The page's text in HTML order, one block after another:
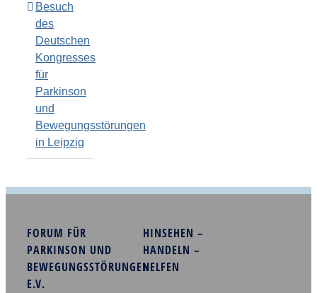
Besuch
des
Deutschen
Kongresses
für
Parkinson
und
Bewegungsstörungen
in Leipzig
FORUM FÜR
PARKINSON UND
BEWEGUNGSSTÖRUNGEN
E.V.
HINSEHEN –
HANDELN –
HELFEN